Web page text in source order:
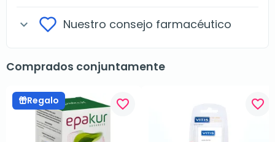
expand_more Nuestro consejo farmacéutico
Comprados conjuntamente
Regalo favorite_border favorite_border